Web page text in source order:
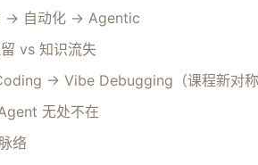
→ 自动化 → Agentic
vs 知识流失
→ Vibe Debugging（课程新对
无处不在
络